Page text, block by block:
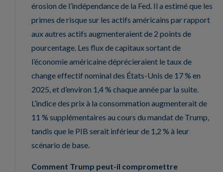
érosion de l’indépendance de la Fed. Il a estimé que les
primes de risque sur les actifs américains par rapport
aux autres actifs augmenteraient de 2 points de
pourcentage. Les flux de capitaux sortant de
l’économie américaine déprécieraient le taux de
change effectif nominal des États-Unis de 17 % en
2025, et d’environ 1,4 % chaque année par la suite.
L’indice des prix à la consommation augmenterait de
11 % supplémentaires au cours du mandat de Trump,
tandis que le PIB serait inférieur de 1,2 % à leur
scénario de base.
Comment Trump peut-il compromettre